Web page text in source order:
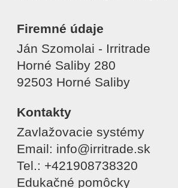
Firemné údaje
Ján Szomolai - Irritrade
Horné Saliby 280
92503 Horné Saliby
Kontakty
Zavlažovacie systémy
Email: info@irritrade.sk
Tel.: +421908738320
Edukačné pomôcky